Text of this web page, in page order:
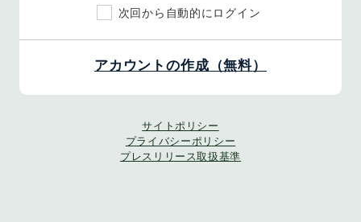
次回から自動的にログイン
アカウントの作成（無料）
サイトポリシー
プライバシーポリシー
プレスリリース取扱基準